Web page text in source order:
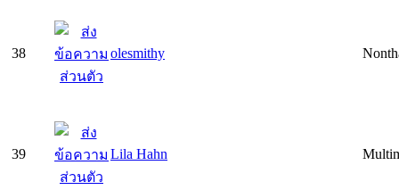
38 olesmithy
39 Lila Hahn